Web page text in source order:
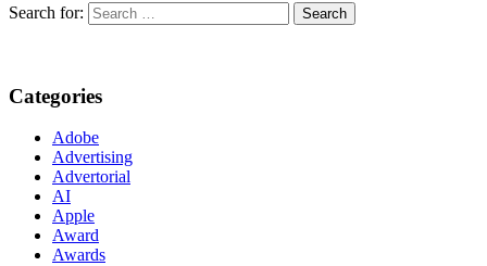
Search for:
Categories
Adobe
Advertising
Advertorial
AI
Apple
Award
Awards